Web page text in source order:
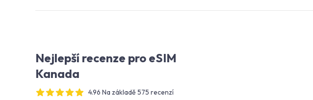
Nejlepší recenze pro eSIM
Kanada
4.96 Na základě 575 recenzí